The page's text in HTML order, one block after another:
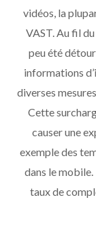
vidéos, la
VAST. Au fil
peu été
informations
diverses
Cette
causer une
exemple des
dans le mobile.
taux de